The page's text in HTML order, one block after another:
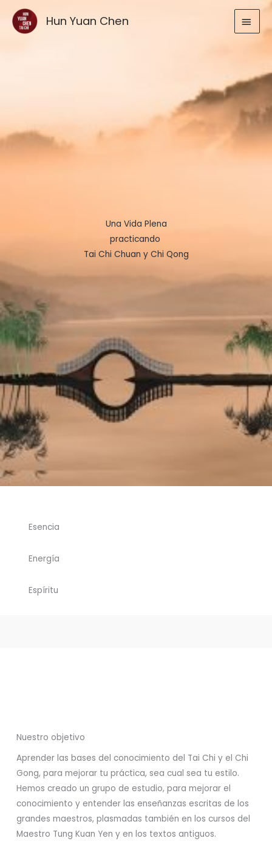
contenido
Hun Yuan Chen
Una Vida Plena
practicando
Tai Chi Chuan y Chi Qong
Esencia
Energía
Espíritu
Nuestro objetivo
Aprender las bases del conocimiento del Tai Chi y el Chi
Gong, para mejorar tu práctica, sea cual sea tu estilo.
Hemos creado un grupo de estudio, para mejorar el
conocimiento y entender las enseñanzas escritas de los
grandes maestros, plasmadas también en los cursos del
Maestro Tung Kuan Yen y en los textos antiguos.